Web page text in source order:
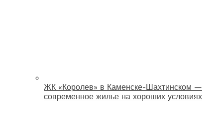
ЖК «Королев» в Каменске-Шахтинском —
современное жилье на хороших условиях